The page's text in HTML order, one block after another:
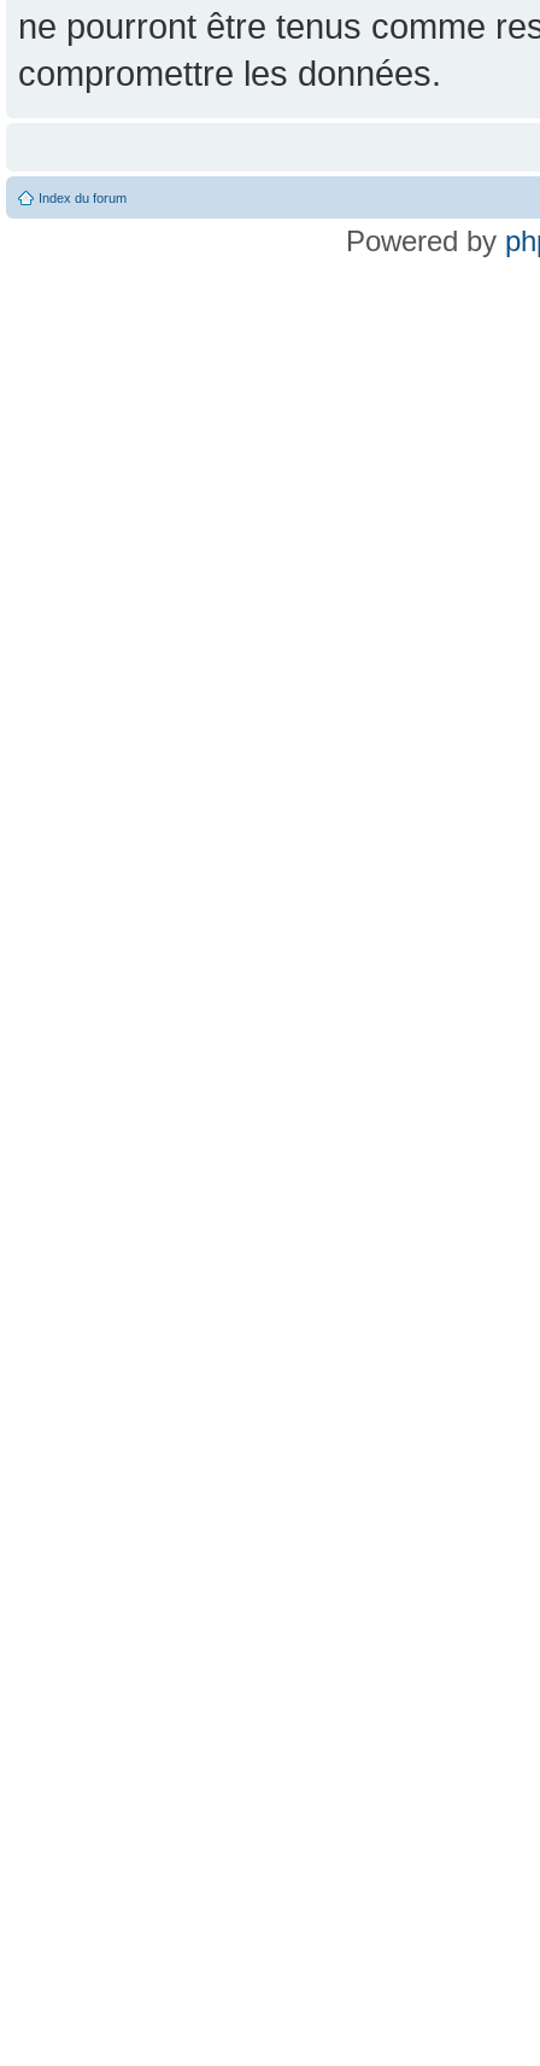
ne pourront être tenus comme
compromettre les données.
Index du forum
Powered by